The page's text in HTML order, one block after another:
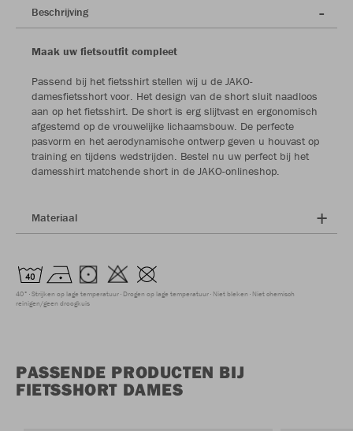
Beschrijving
Maak uw fietsoutfit compleet
Passend bij het fietsshirt stellen wij u de JAKO-
damesfietsshort voor. Het design van de short sluit naadloos
aan op het fietsshirt. De short is erg slijtvast en ergonomisch
afgestemd op de vrouwelijke lichaamsbouw. De perfecte
pasvorm en het aerodynamische ontwerp geven u houvast op
training en tijdens wedstrijden. Bestel nu uw perfect bij het
damesshirt matchende short in de JAKO-onlineshop.
Materiaal
40° Strijken op lage temperatuur Drogen op lage temperatuur Niet bleken Niet chemisch
reinigen/geen droogkuis
PASSENDE PRODUCTEN BIJ
FIETSSHORT DAMES